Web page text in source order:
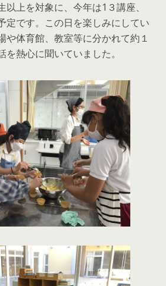
上を対象に、今年は1３講座、
定です。この日を楽しみにしてい
や体育館、教室等に分かれて約１
熱心に聞いていました。